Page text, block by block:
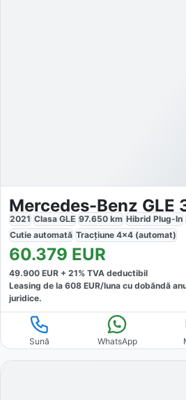
2021 Clasa GLE 97.650 km Hibrid Plug-In
Cutie automată Tracțiune 4x4 (automat)
60.379 EUR
49.900 EUR + 21% TVA deductibil
Leasing de la 608 EUR/luna cu dobăndă
juridice.
Sună WhatsApp